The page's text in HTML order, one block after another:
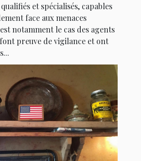
et spécialisés, capables
face aux menaces
notamment le cas des agents
preuve de vigilance et ont